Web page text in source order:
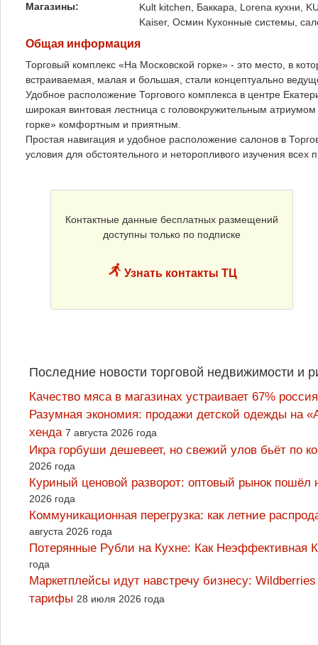
Магазины:
Kult kitchen, Баккара, Lorena кухни,
Kaiser, Осмин Кухонные системы,
Общая информация
Торговый комплекс «На Московской горке» - это место, в
встраиваемая, малая и большая, стали концептуально
Удобное расположение Торгового комплекса в центре
широкая винтовая лестница с головокружительным
горке» комфортным и приятным.
Простая навигация и удобное расположение салонов в
условия для обстоятельного и неторопливого изучения
Контактные данные бесплатных размещений
доступны только по подписке
Узнать контакты ТЦ
Последние новости торговой недвижимости и
Качество мяса в магазинах устраивает 67%
Разумная экономия: продажи детской одежды на
хенда 7 августа 2026 года
Икра горбуши дешевеет, но свежий улов бьёт по
2026 года
Куриный ценовой разворот: оптовый рынок
2026 года
Коммуникационная перегрузка: как летние
августа 2026 года
Потерянные Рубли на Кухне: Как
года
Маркетплейсы идут навстречу бизнесу:
тарифы 28 июля 2026 года